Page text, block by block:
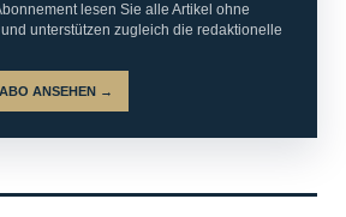
lesen Sie alle Artikel ohne
unterstützen zugleich die redaktionelle
ANSEHEN →